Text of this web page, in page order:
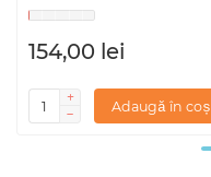
154,00 lei
Adaugă în coș